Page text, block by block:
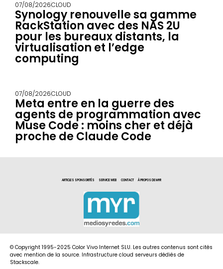
07/08/2026CLOUD
Synology renouvelle sa gamme
RackStation avec des NAS 2U
pour les bureaux distants, la
virtualisation et l’edge
computing
07/08/2026CLOUD
Meta entre en la guerre des
agents de programmation avec
Muse Code : moins cher et déjà
proche de Claude Code
ARTICLES SPONSORITÉS SERVICE WEB CONTACT À PROPOS DE MYR
© Copyright 1995-2025 Color Vivo Internet SLU. Les autres contenus sont cités
avec mention de la source. Infrastructure cloud serveurs dédiés de
Stackscale.